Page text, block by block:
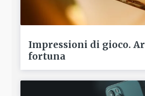
Impressioni di gioco.
fortuna